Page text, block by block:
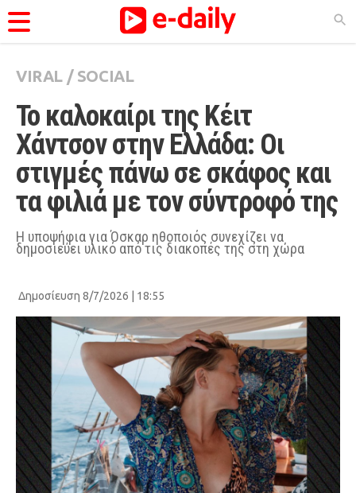
ΚΑΤΗΓΟΡΊΕΣ
Ειδήσεις
Θέματα
Videos
Podcasts
Viral
Life
City Guide
Pop Culture
Agenda
FEEDS
Πάσχα Eurovision
VIRAL / SOCIAL
Το καλοκαίρι της Κέιτ
Χάντσον στην Ελλάδα: Οι
στιγμές πάνω σε σκάφος και
τα φιλιά με τον σύντροφό της
Η υποψήφια για Όσκαρ ηθοποιός συνεχίζει να
δημοσιεύει υλικό από τις διακοπές της στη χώρα
Δημοσίευση 8/7/2026 | 18:55